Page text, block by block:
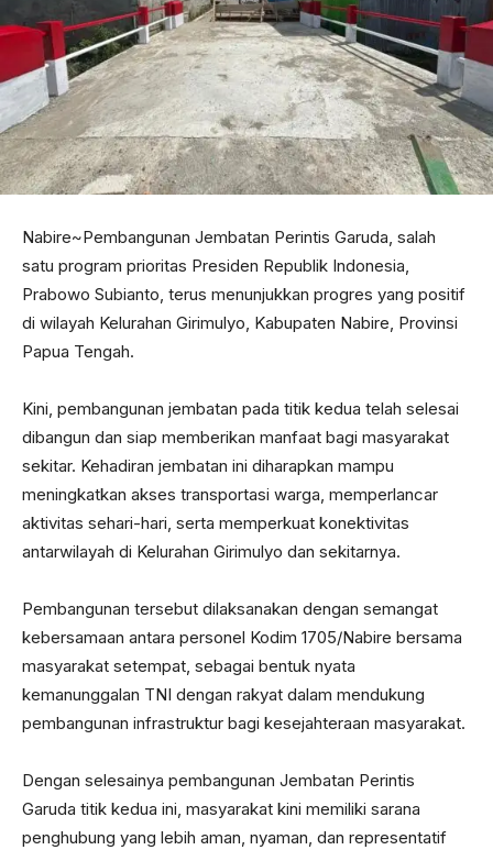
Nabire~Pembangunan Jembatan Perintis Garuda, salah
satu program prioritas Presiden Republik Indonesia,
Prabowo Subianto, terus menunjukkan progres yang positif
di wilayah Kelurahan Girimulyo, Kabupaten Nabire, Provinsi
Papua Tengah.
Kini, pembangunan jembatan pada titik kedua telah selesai
dibangun dan siap memberikan manfaat bagi masyarakat
sekitar. Kehadiran jembatan ini diharapkan mampu
meningkatkan akses transportasi warga, memperlancar
aktivitas sehari-hari, serta memperkuat konektivitas
antarwilayah di Kelurahan Girimulyo dan sekitarnya.
Pembangunan tersebut dilaksanakan dengan semangat
kebersamaan antara personel Kodim 1705/Nabire bersama
masyarakat setempat, sebagai bentuk nyata
kemanunggalan TNI dengan rakyat dalam mendukung
pembangunan infrastruktur bagi kesejahteraan masyarakat.
Dengan selesainya pembangunan Jembatan Perintis
Garuda titik kedua ini, masyarakat kini memiliki sarana
penghubung yang lebih aman, nyaman, dan representatif